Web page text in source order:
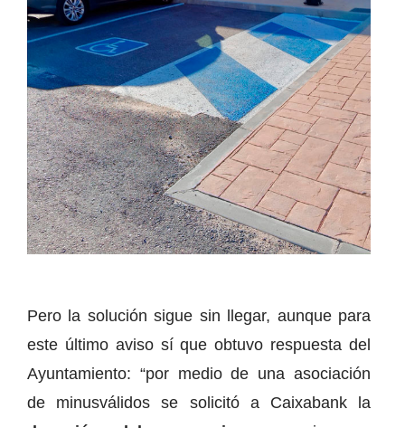
Pero la solución sigue sin llegar, aunque para
este último aviso sí que obtuvo respuesta del
Ayuntamiento: “por medio de una asociación
de minusválidos se solicitó a Caixabank la